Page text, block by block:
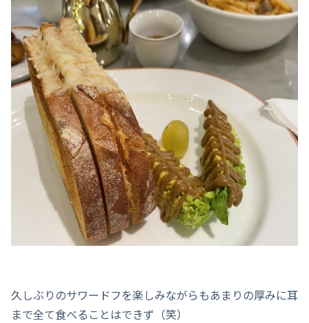
久しぶりのサワードフを楽しみながらもあまりの厚みに耳
まで全て食べることはできず（笑）